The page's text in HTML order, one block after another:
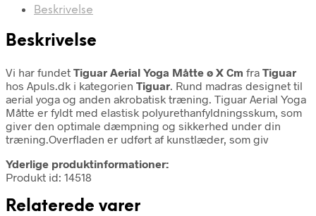
Beskrivelse
Beskrivelse
Vi har fundet Tiguar Aerial Yoga Måtte ø X Cm fra Tiguar
hos Apuls.dk i kategorien Tiguar. Rund madras designet til
aerial yoga og anden akrobatisk træning. Tiguar Aerial Yoga
Måtte er fyldt med elastisk polyurethanfyldningsskum, som
giver den optimale dæmpning og sikkerhed under din
træning.Overfladen er udført af kunstlæder, som giv
Yderlige produktinformationer:
Produkt id: 14518
Relaterede varer